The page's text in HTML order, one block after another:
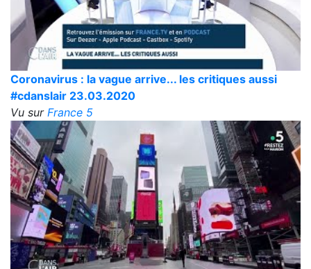
Coronavirus : la vague arrive... les critiques aussi
#cdanslair 23.03.2020
Vu sur France 5